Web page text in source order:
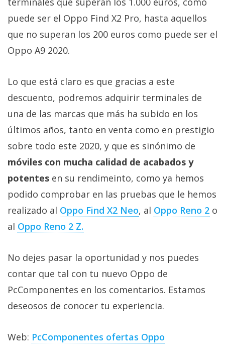
puede ser el Oppo Find X2 Pro, hasta aquellos
que no superan los 200 euros como puede ser el
Oppo A9 2020.
Lo que está claro es que gracias a este
descuento, podremos adquirir terminales de
una de las marcas que más ha subido en los
últimos años, tanto en venta como en prestigio
sobre todo este 2020, y que es sinónimo de
móviles con mucha calidad de acabados y
potentes en su rendimeinto, como ya hemos
podido comprobar en las pruebas que le hemos
realizado al Oppo Find X2 Neo, al Oppo Reno 2 o
al Oppo Reno 2 Z.
No dejes pasar la oportunidad y nos puedes
contar que tal con tu nuevo Oppo de
PcComponentes en los comentarios. Estamos
deseosos de conocer tu experiencia.
Web: PcComponentes ofertas Oppo